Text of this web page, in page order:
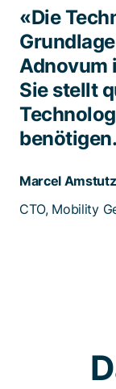
«Die
Adnovum
Sie stellt
Marcel Amstutz
CTO, Mobility